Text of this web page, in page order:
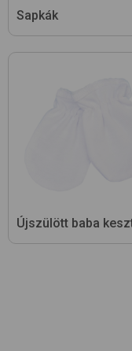
Sapkák
Újszülött baba